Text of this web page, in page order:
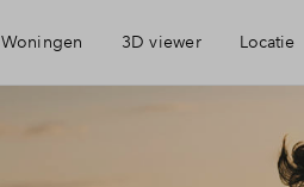
Woningen 3D viewer Locatie